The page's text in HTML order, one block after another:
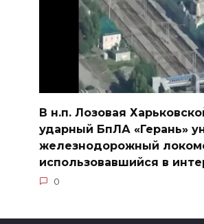
В н.п. Лозовая
ударный БпЛА «Герань»
железнодорожный
использовавшийся в
0